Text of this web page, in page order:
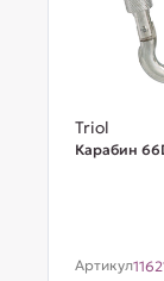
Triol
Карабин
Артикул